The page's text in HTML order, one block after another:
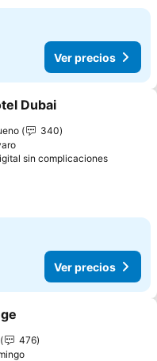
Ver precios
a favoritos
Dubai
340
sin complicacionesVer
Ver precios
a favoritos
476